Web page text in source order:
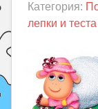
Категория:
лепки и теста